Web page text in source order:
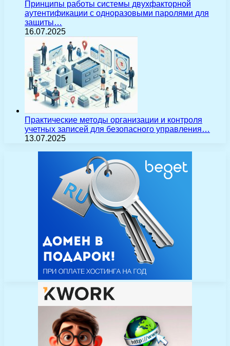
Принципы работы системы двухфакторной
аутентификации с одноразовыми паролями для
защиты…
16.07.2025
Практические методы организации и контроля
учетных записей для безопасного управления…
13.07.2025